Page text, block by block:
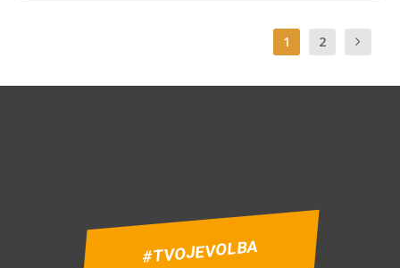
1 2
#TVOJEVOLBA